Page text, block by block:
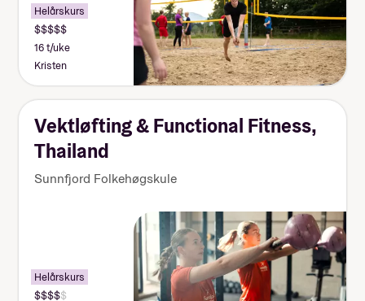
rundt i landet. Det blir mye reising og mange
spennende inntrykk.
Helårskurs
16 t/uke
Kristen
Vektløfting & Functional Fitness,
Thailand
Sunnfjord Folkehøgskule
Helårskurs